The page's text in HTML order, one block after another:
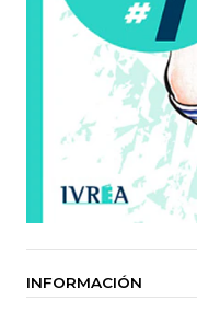
INFORMACIÓN